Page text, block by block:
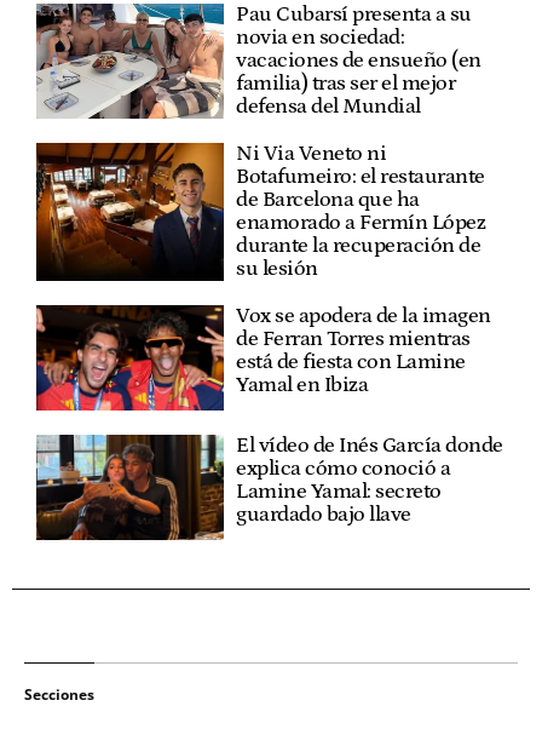
Pau Cubarsí presenta a su
novia en sociedad:
vacaciones de ensueño (en
familia) tras ser el mejor
defensa del Mundial
Ni Via Veneto ni
Botafumeiro: el restaurante
de Barcelona que ha
enamorado a Fermín López
durante la recuperación de
su lesión
Vox se apodera de la imagen
de Ferran Torres mientras
está de fiesta con Lamine
Yamal en Ibiza
El vídeo de Inés García donde
explica cómo conoció a
Lamine Yamal: secreto
guardado bajo llave
Secciones